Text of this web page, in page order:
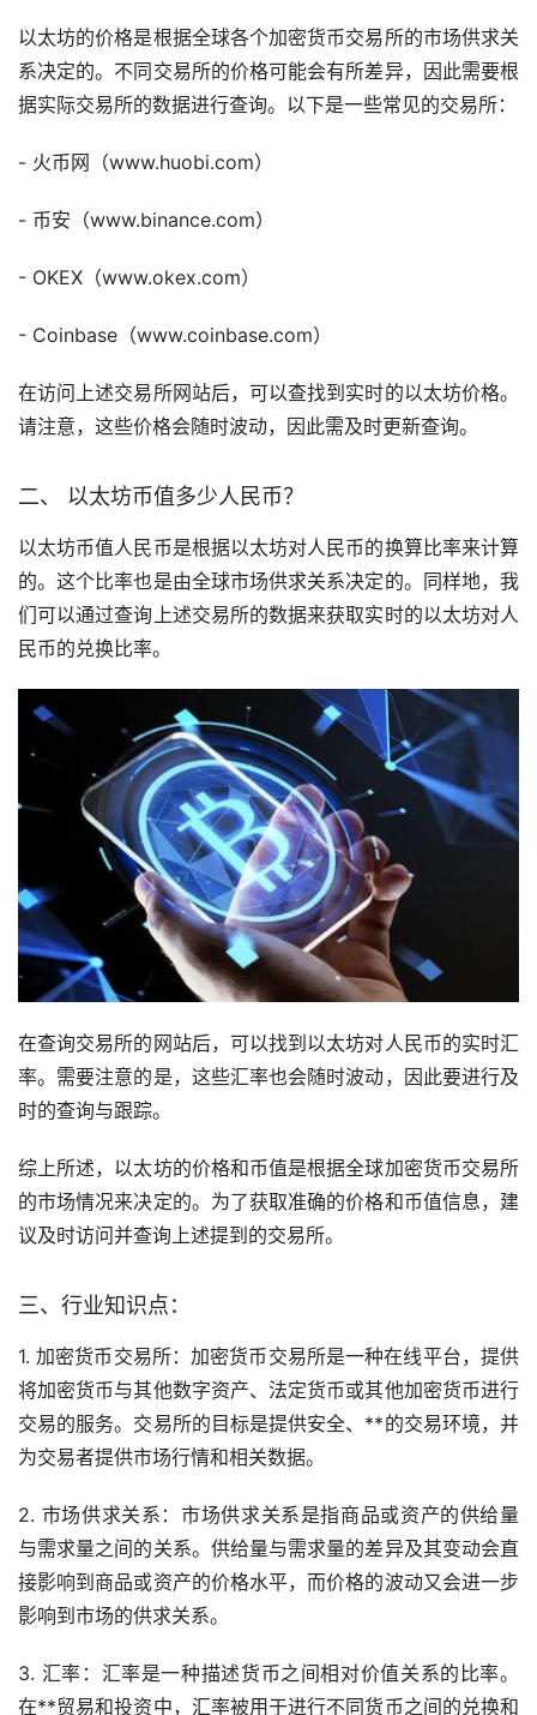
以太坊的价格是根据全球各个加密货币交易所的市场供求关
系决定的。不同交易所的价格可能会有所差异，因此需要根
据实际交易所的数据进行查询。以下是一些常见的交易所：
- 火币网（www.huobi.com）
- 币安 （www.binance.com）
- OKEX（www.okex.com）
- Coinbase（www.coinbase.com）
在访问上述交易所网站后，可以查找到实时的以太坊价格。
请注意，这些价格会随时波动，因此需及时更新查询。
二、 以太坊币值多少人民币？
以太坊币值人民币是根据以太坊对人民币的换算比率来计算
的。这个比率也是由全球市场供求关系决定的。同样地，我
们可以通过查询上述交易所的数据来获取实时的以太坊对人
民币的兑换比率。
在查询交易所的网站后，可以找到以太坊对人民币的实时汇
率。需要注意的是，这些汇率也会随时波动，因此要进行及
时的查询与跟踪。
综上所述，以太坊的价格和币值是根据全球加密货币交易所
的市场情况来决定的。为了获取准确的价格和币值信息，建
议及时访问并查询上述提到的交易所。
三、行业知识点：
1. 加密货币交易所：加密货币交易所是一种在线平台，提供
将加密货币与其他数字资产、法定货币或其他加密货币进行
交易的服务。交易所的目标是提供安全、**的交易环境，并
为交易者提供市场行情和相关数据。
2. 市场供求关系：市场供求关系是指商品或资产的供给量
与需求量之间的关系。供给量与需求量的差异及其变动会直
接影响到商品或资产的价格水平，而价格的波动又会进一步
影响到市场的供求关系。
3. 汇率：汇率是一种描述货币之间相对价值关系的比率。
在**贸易和投资中，汇率被用于进行不同货币之间的兑换和